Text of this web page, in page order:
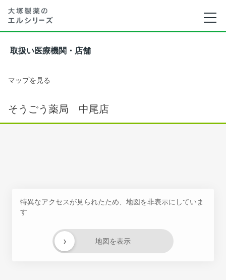
取扱い医療機関・店舗
マップを見る
そうごう薬局 中尾店
特異なアクセスが見られたため、地図を非表示にしていま
す
地図を表示
›